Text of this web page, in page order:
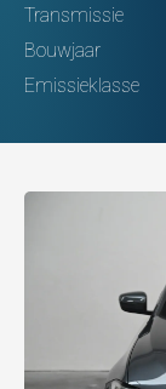
Transmissie
Bouwjaar
Emissieklasse